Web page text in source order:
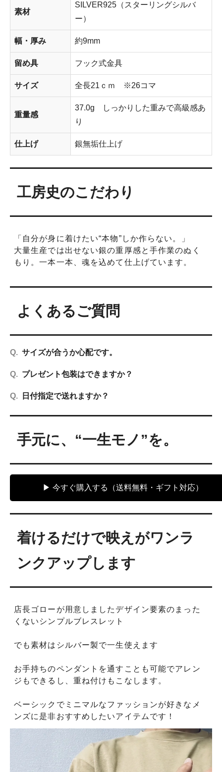
素材
SILVER925（スターリングシルバ
ー）
幅・厚み 約9mm
留め具 フック式金具
サイズ 全長21ｃｍ ※26コマ
重量感
37.0g しっかりした重みで高級感あ
り
仕上げ 銀無垢仕上げ
工房史のこだわり
「自分が身に着けたい“本物”しか作らない。」
大量生産では出せない銀の重厚感と手作業のぬく
もり。一本一本、魂を込めて仕上げています。
よくあるご質問
サイズが合うか心配です。
プレゼント包装はできますか？
日付指定で送れますか？
手元に、“一生モノ”を。
▶ 今すぐ購入する（送料無料・ギフト対応）
着けるだけで映えがワンラ
ンクアップします
店長ゴローが用意しましたデザイン要素のまった
くないシンプルブレスレット
でも素材はシルバー製で一生使えます
お手持ちのペンダントを通すことも可能でアレン
ジもできるし、重ね付けもこなします。
ベーシックでミニマルなファッションが好きなメ
ンズに是非おすすめしたいアイテムです！